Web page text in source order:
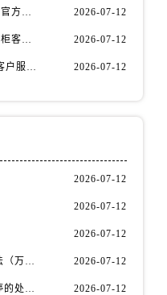
湖北省荆州市荆州区荆中路万国售后服务中心（需提前预约）
2026年7月重磅整理｜万国石家庄官方专柜服务电话&客户服务中心公告 2026-07-12
官方指南｜万国2026年7月惠州专柜客户服务热线与门店信息全攻略 2026-07-12
官方通知｜2026年万国无锡专柜客户服务热线全新升级（附7月最新专柜信息汇总） 2026-07-12
2026-07-12
2026-07-12
2026-07-12
万国手表起雾以后除雾的具体方法（万国手表起雾解决办法） 2026-07-12
万国手表走停怎么办？（手表走停的处理方法） 2026-07-12